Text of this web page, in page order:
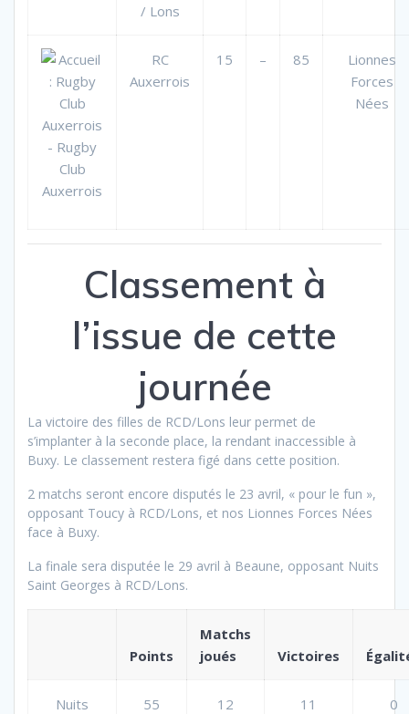
/ Lons
RC
Auxerrois
15 – 85
Lionnes
Forces
Nées
Classement à
l’issue de cette
journée
La victoire des filles de RCD/Lons leur permet de
s’implanter à la seconde place, la rendant inaccessible à
Buxy. Le classement restera figé dans cette position.
2 matchs seront encore disputés le 23 avril, « pour le fun »,
opposant Toucy à RCD/Lons, et nos Lionnes Forces Nées
face à Buxy.
La finale sera disputée le 29 avril à Beaune, opposant Nuits
Saint Georges à RCD/Lons.
Points
Matchs
joués
Victoires
Nuits
55 12 11 0